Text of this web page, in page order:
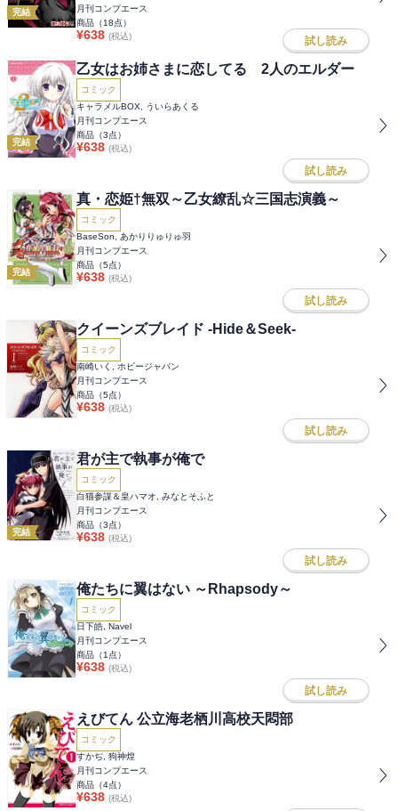
完結
月刊コンプエース
商品（18点）
¥638 (税込) 試し読み
完結
乙女はお姉さまに恋してる 2人のエルダー
コミック
キャラメルBOX, ういらあくる
月刊コンプエース
商品（3点）
¥638 (税込)
試し読み
完結
真・恋姫†無双～乙女繚乱☆三国志演義～
コミック
BaseSon, あかりりゅりゅ羽
月刊コンプエース
商品（5点）
¥638 (税込)
試し読み
クイーンズブレイド -Hide＆Seek-
コミック
南崎いく, ホビージャパン
月刊コンプエース
商品（5点）
¥638 (税込)
試し読み
完結
君が主で執事が俺で
コミック
白猫参謀＆皇ハマオ, みなとそふと
月刊コンプエース
商品（3点）
¥638 (税込)
試し読み
俺たちに翼はない ～Rhapsody～
コミック
日下皓, Navel
月刊コンプエース
商品（1 点）
¥638 (税込)
試し読み
えびてん 公立海老栖川高校天悶部
コミック
すかぢ, 狗神煌
月刊コンプエース
商品（4点）
¥638 (税込)